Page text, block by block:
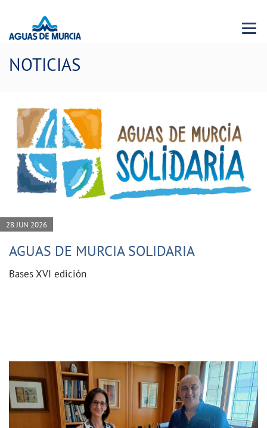
Menu
NOTICIAS
28 JUN 2026
AGUAS DE MURCIA SOLIDARIA
Bases XVI edición